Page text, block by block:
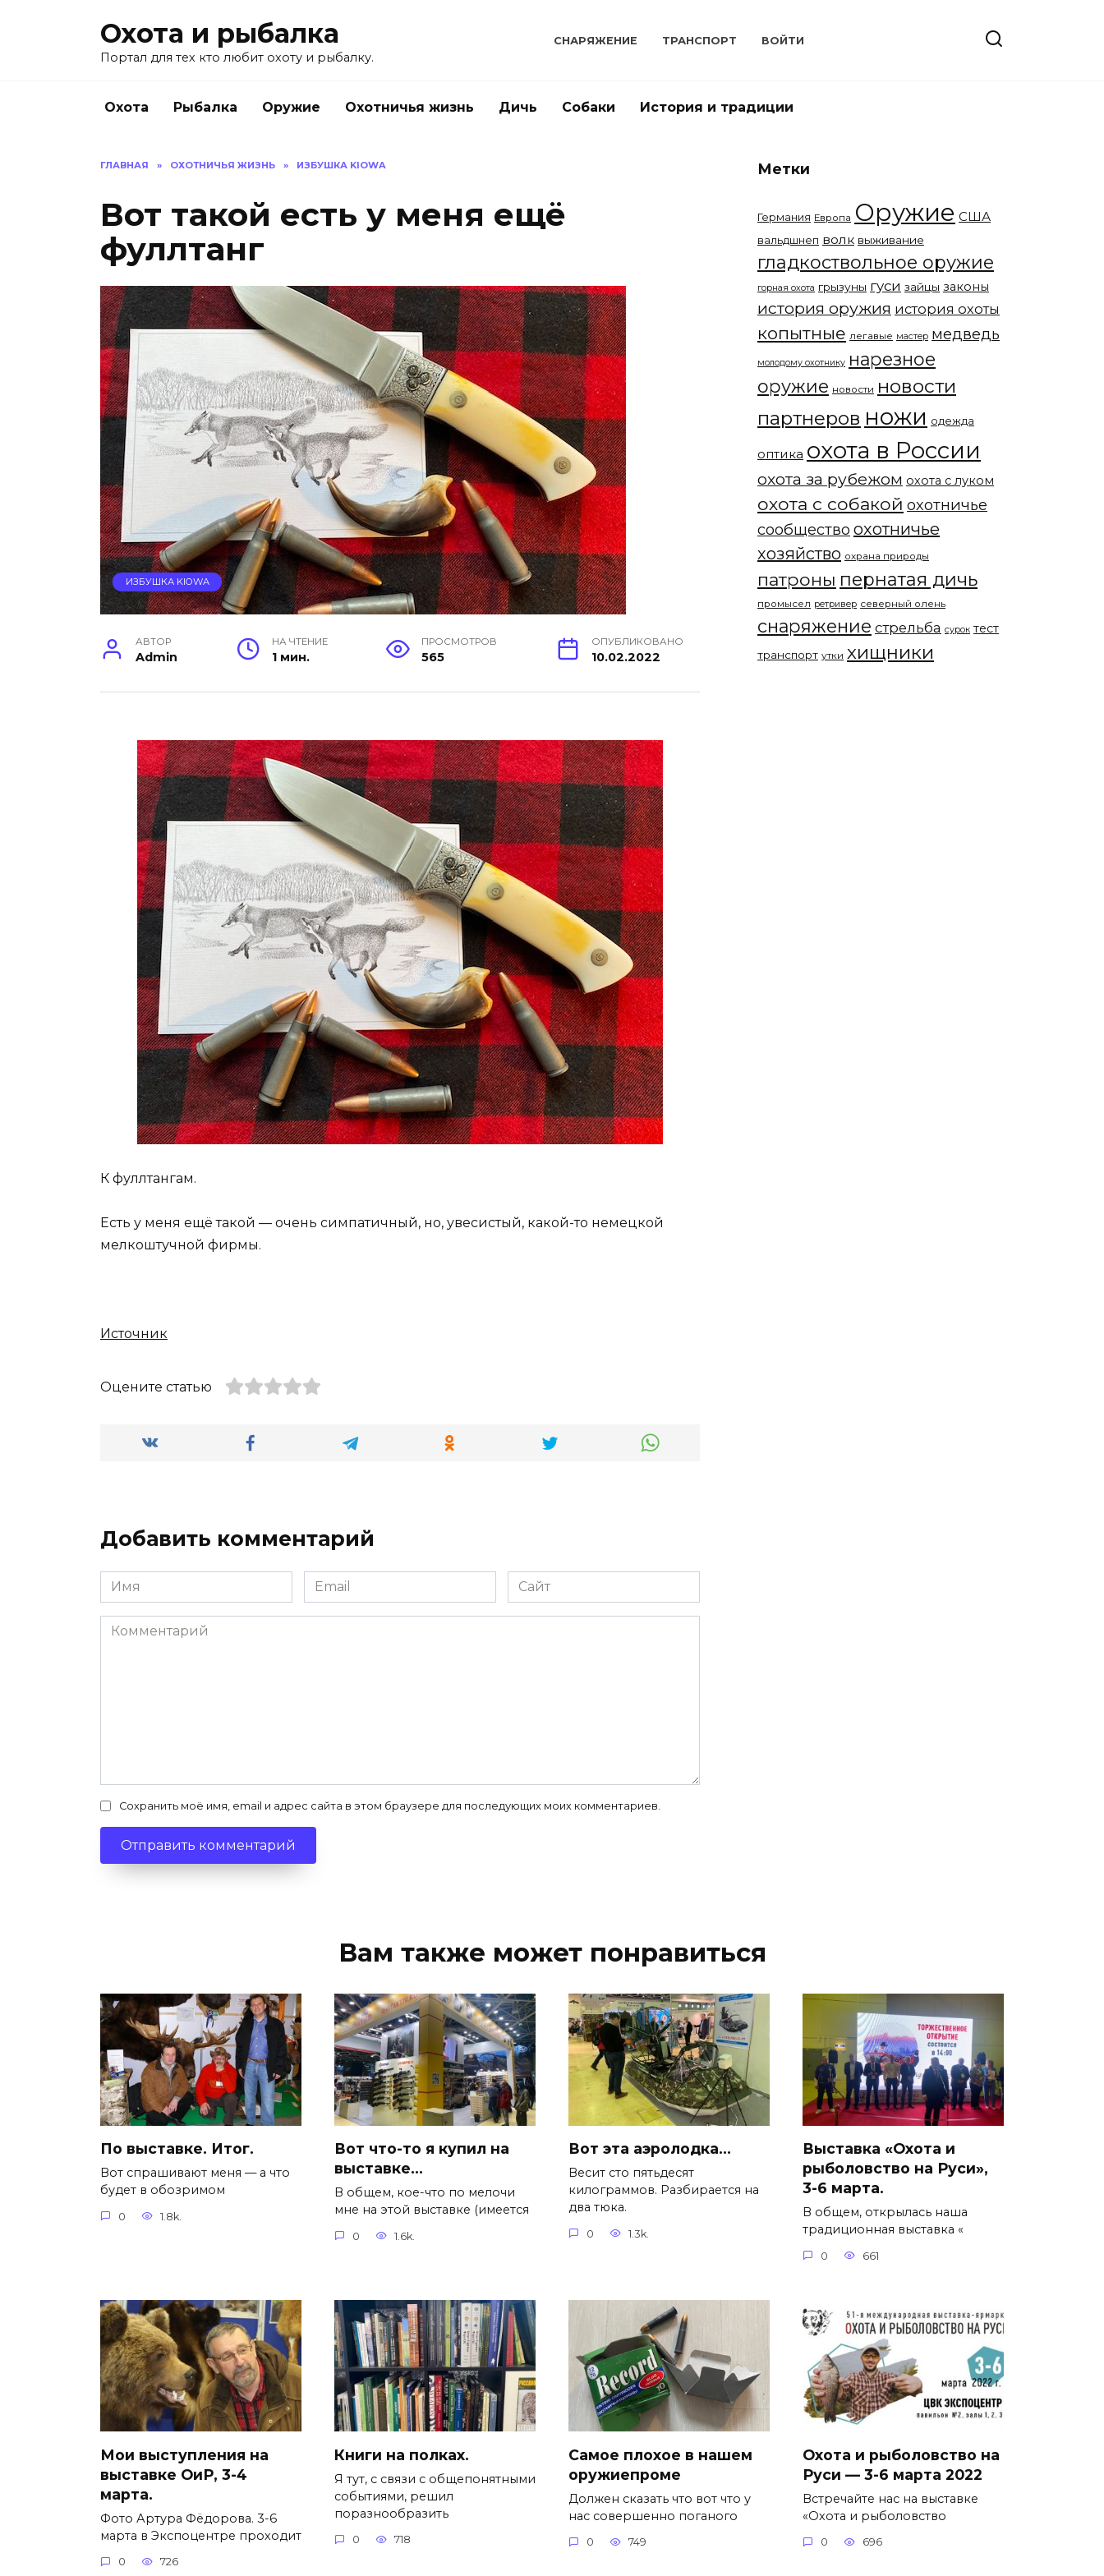
Охота и рыбалка
Портал для тех кто любит охоту и рыбалку.
СНАРЯЖЕНИЕ ТРАНСПОРТ ВОЙТИ
Охота Рыбалка Оружие Охотничья жизнь Дичь Собаки История и традиции
ГЛАВНАЯ » ОХОТНИЧЬЯ ЖИЗНЬ » ИЗБУШКА KIOWA
Вот такой есть у меня ещё
фуллтанг
ИЗБУШКА KIOWA
АВТОР
Admin
НА ЧТЕНИЕ
1 мин.
ПРОСМОТРОВ
565
ОПУБЛИКОВАНО
10.02.2022
К фуллтангам.
Есть у меня ещё такой — очень симпатичный, но, увесистый, какой-то немецкой
мелкоштучной фирмы.
Источник
Оцените статью
Добавить комментарий
Имя
*
Email
*
Сайт
Комментарий
Сохранить моё имя, email и адрес сайта в этом браузере для последующих моих комментариев.
Метки
Германия Европа Оружие США
вальдшнеп волк выживание
гладкоствольное оружие
горная охота грызуны гуси зайцы законы
история оружия история охоты
копытные легавые мастер медведь
молодому охотнику нарезное
оружие новости новости
партнеров ножи одежда
оптика охота в России
охота за рубежом охота с луком
охота с собакой охотничье
сообщество охотничье
хозяйство охрана природы
патроны пернатая дичь
промысел ретривер северный олень
снаряжение стрельба сурок тест
транспорт утки хищники
Вам также может понравиться
По выставке. Итог.
Вот спрашивают меня — а что
будет в обозримом
0 1.8k.
Вот что-то я купил на
выставке…
В общем, кое-что по мелочи
мне на этой выставке (имеется
0 1.6k.
Вот эта аэролодка…
Весит сто пятьдесят
килограммов. Разбирается на
два тюка.
0 1.3k.
Выставка «Охота и
рыболовство на Руси»,
3-6 марта.
В общем, открылась наша
традиционная выставка «
0 661
Мои выступления на
выставке ОиР, 3-4
марта.
Фото Артура Фёдорова. 3-6
марта в Экспоцентре проходит
0 726
Книги на полках.
Я тут, с связи с общепонятными
событиями, решил
поразнообразить
0 718
Самое плохое в нашем
оружиепроме
Должен сказать что вот что у
нас совершенно поганого
0 749
Охота и рыболовство на
Руси — 3-6 марта 2022
Встречайте нас на выставке
«Охота и рыболовство
0 696